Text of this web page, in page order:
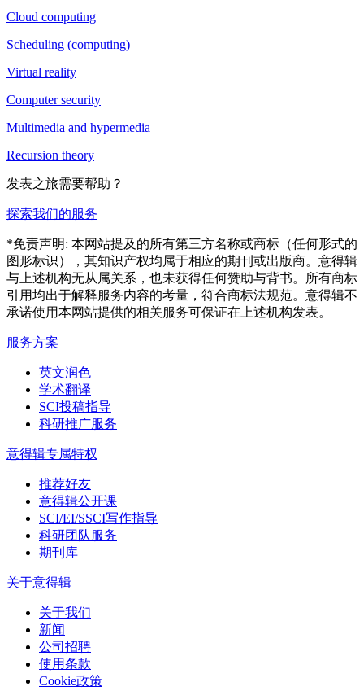
Cloud computing
Scheduling (computing)
Virtual reality
Computer security
Multimedia and hypermedia
Recursion theory
发表之旅需要帮助？
探索我们的服务
*免责声明: 本网站提及的所有第三方名称或商标（任何形式的
图形标识），其知识产权均属于相应的期刊或出版商。意得辑
与上述机构无从属关系，也未获得任何赞助与背书。所有商标
引用均出于解释服务内容的考量，符合商标法规范。意得辑不
承诺使用本网站提供的相关服务可保证在上述机构发表。
服务方案
英文润色
学术翻译
SCI投稿指导
科研推广服务
意得辑专属特权
推荐好友
意得辑公开课
SCI/EI/SSCI写作指导
科研团队服务
期刊库
关于意得辑
关于我们
新闻
公司招聘
使用条款
Cookie政策